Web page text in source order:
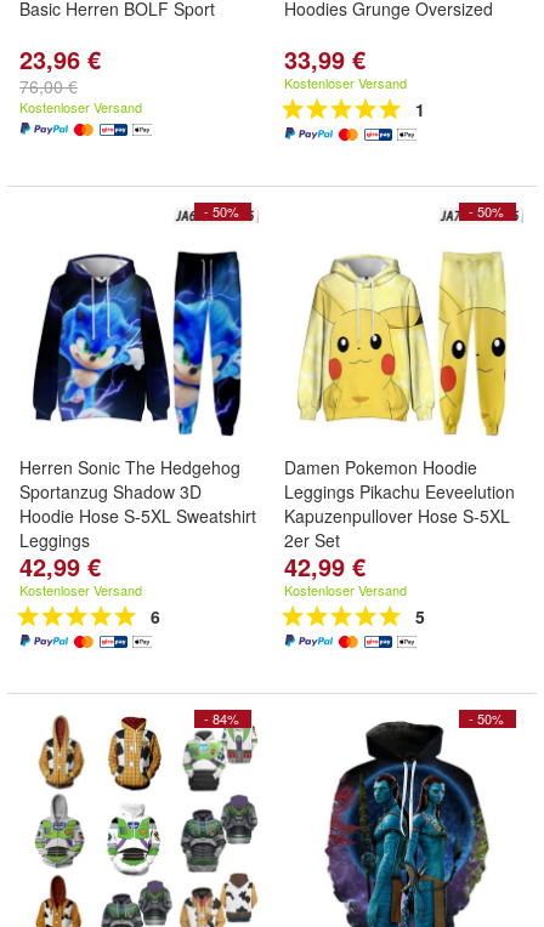
Basic Herren BOLF Sport
23,96 €
76,00 €
Kostenloser Versand
Hoodies Grunge Oversized
33,99 €
Kostenloser Versand
1
- 50%
Herren Sonic The Hedgehog
Sportanzug Shadow 3D
Hoodie Hose S-5XL Sweatshirt
Leggings
42,99 €
Kostenloser Versand
6
- 50%
Damen Pokemon Hoodie
Leggings Pikachu Eeveelution
Kapuzenpullover Hose S-5XL
2er Set
42,99 €
Kostenloser Versand
5
- 84% - 50%